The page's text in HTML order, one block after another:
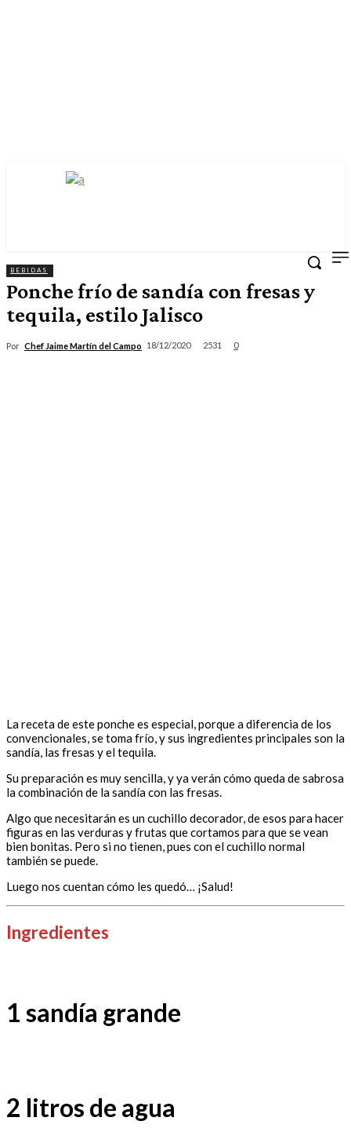
BEBIDAS
Ponche frío de sandía con fresas y
tequila, estilo Jalisco
Por Chef Jaime Martín del Campo 18/12/2020 2531 0
La receta de este ponche es especial, porque a diferencia de los
convencionales, se toma frío, y sus ingredientes principales son la
sandía, las fresas y el tequila.
Su preparación es muy sencilla, y ya verán cómo queda de sabrosa
la combinación de la sandía con las fresas.
Algo que necesitarán es un cuchillo decorador, de esos para hacer
figuras en las verduras y frutas que cortamos para que se vean
bien bonitas. Pero si no tienen, pues con el cuchillo normal
también se puede.
Luego nos cuentan cómo les quedó… ¡Salud!
Ingredientes
1 sandía grande
2 litros de agua